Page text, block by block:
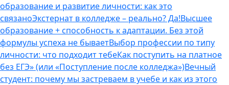
образование и развитие личности: как это
связаноЭкстернат в колледже – реально? Да!Высшее
образование + способность к адаптации. Без этой
формулы успеха не бываетВыбор профессии по типу
личности: что подходит тебеКак поступить на платное
без ЕГЭ» (или «Поступление после колледжа»)Вечный
студент: почему мы застреваем в учебе и как из этого